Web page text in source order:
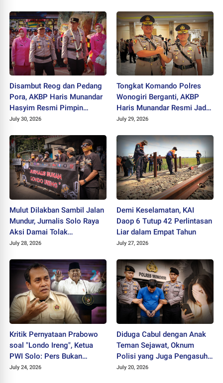
Disambut Reog dan Pedang
Pora, AKBP Haris Munandar
Hasyim Resmi Pimpin
Polres Wonogiri
July 30, 2026
Tongkat Komando Polres
Wonogiri Berganti, AKBP
Haris Munandar Resmi Jadi
Kapolres Baru
July 29, 2026
Mulut Dilakban Sambil Jalan
Mundur, Jurnalis Solo Raya
Aksi Damai Tolak
Stigmatisasi "Londo Ireng"
July 28, 2026
Demi Keselamatan, KAI
Daop 6 Tutup 42 Perlintasan
Liar dalam Empat Tahun
July 27, 2026
Kritik Pernyataan Prabowo
soal "Londo Ireng", Ketua
PWI Solo: Pers Bukan
Musuh Pemerintah
July 24, 2026
Diduga Cabul dengan Anak
Teman Sejawat, Oknum
Polisi yang Juga Pengasuh
Ponpes Ditahan Polres
July 20, 2026